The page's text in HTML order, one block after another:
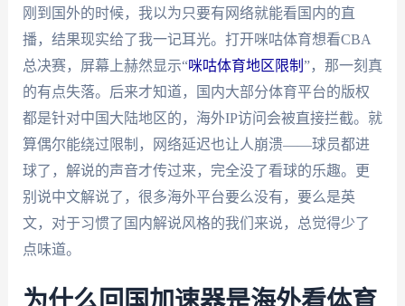
刚到国外的时候，我以为只要有网络就能看国内的直
播，结果现实给了我一记耳光。打开咪咕体育想看CBA
总决赛，屏幕上赫然显示“咪咕体育地区限制 ”，那一刻真
的有点失落。后来才知道，国内大部分体育平台的版权
都是针对中国大陆地区的，海外IP访问会被直接拦截。就
算偶尔能绕过限制，网络延迟也让人崩溃——球员都进
球了，解说的声音才传过来，完全没了看球的乐趣。更
别说中文解说了，很多海外平台要么没有，要么是英
文，对于习惯了国内解说风格的我们来说，总觉得少了
点味道。